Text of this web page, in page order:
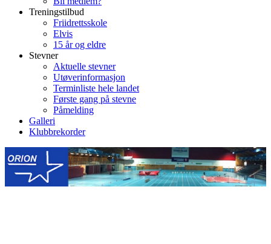
Treningstilbud
Friidrettsskole
Elvis
15 år og eldre
Stevner
Aktuelle stevner
Utøverinformasjon
Terminliste hele landet
Første gang på stevne
Påmelding
Galleri
Klubbrekorder